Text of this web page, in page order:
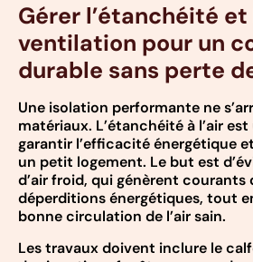
Gérer l’étanchéité et
ventilation pour un
durable sans perte
Une isolation performante ne
matériaux. L’étanchéité à l’air
garantir l’efficacité énergétique
un petit logement. Le but est
d’air froid, qui génèrent courants
déperditions énergétiques, tout
bonne circulation de l’air sain.
Les travaux doivent inclure le